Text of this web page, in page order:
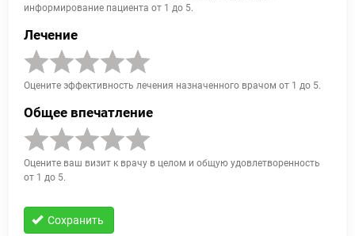
информирование пациента от 1 до 5.
Лечение
Оцените эффективность лечения назначенного врачом от 1 до 5.
Общее впечатление
Оцените ваш визит к врачу в целом и общую удовлетворенность
от 1 до 5.
Сохранить